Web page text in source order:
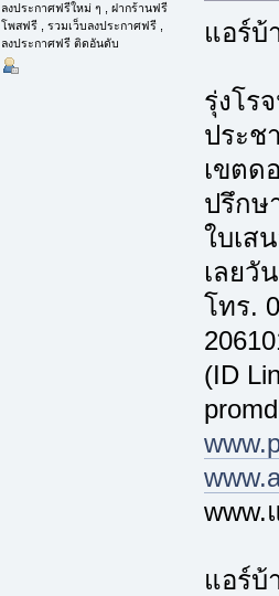
ลงประกาศฟรีใหม่ ๆ , ฝากร้านฟรี
โพสฟรี , รวมเว็บลงประกาศฟรี ,
ลงประกาศฟรี ติดอันดับ
แอร์บ้
รุ่งโร
ประช
เขตด
ปรึกษ
ใบเส
เลยวั
โทร.
(ID
www.
แอร์บ้